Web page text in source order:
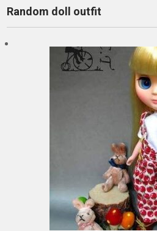
Random doll outfit